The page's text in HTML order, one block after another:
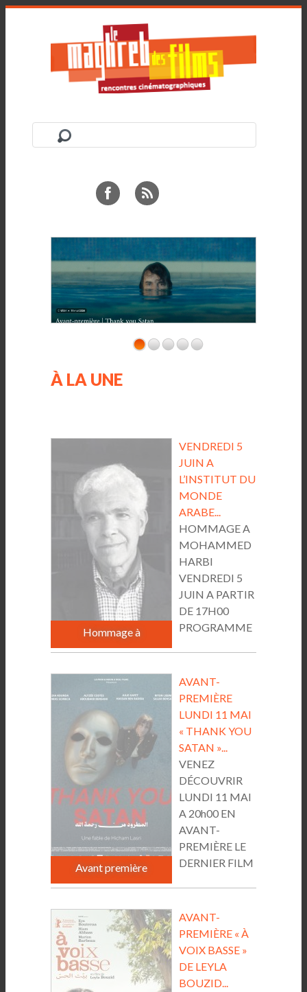
À LA UNE
Hommage à
VENDREDI 5
JUIN A
L’INSTITUT DU
MONDE
ARABE...
HOMMAGE A
MOHAMMED
HARBI
VENDREDI 5
JUIN A PARTIR
DE 17H00
PROGRAMME
Avant première
AVANT-
PREMIÈRE
LUNDI 11 MAI
« THANK YOU
SATAN »...
VENEZ
DÉCOUVRIR
LUNDI 11 MAI
A 20h00 EN
AVANT-
PREMIÈRE LE
DERNIER FILM
AVANT-
PREMIÈRE « À
VOIX BASSE »
DE LEYLA
BOUZID...